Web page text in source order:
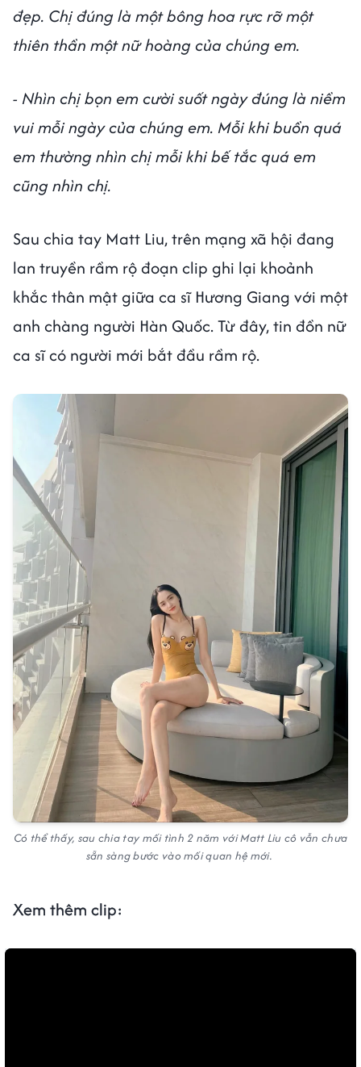
đẹp. Chị đúng là một bông hoa rực rỡ một
thiên thần một nữ hoàng của chúng em.
- Nhìn chị bọn em cười suốt ngày đúng là niềm
vui mỗi ngày của chúng em. Mỗi khi buồn quá
em thường nhìn chị mỗi khi bế tắc quá em
cũng nhìn chị.
Sau chia tay Matt Liu, trên mạng xã hội đang
lan truyền rầm rộ đoạn clip ghi lại khoảnh
khắc thân mật giữa ca sĩ Hương Giang với một
anh chàng người Hàn Quốc. Từ đây, tin đồn nữ
ca sĩ có người mới bắt đầu rầm rộ.
Có thể thấy, sau chia tay mối tình 2 năm với Matt Liu cô vẫn chưa
sẵn sàng bước vào mối quan hệ mới.
Xem thêm clip: